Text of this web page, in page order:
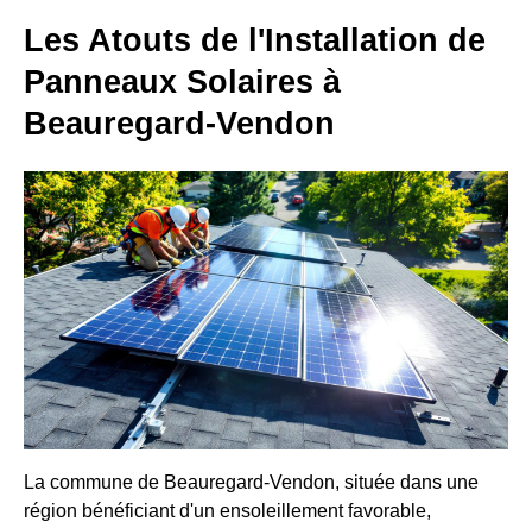
Les Atouts de l'Installation de
Panneaux Solaires à
Beauregard-Vendon
La commune de Beauregard-Vendon, située dans une
région bénéficiant d'un ensoleillement favorable,